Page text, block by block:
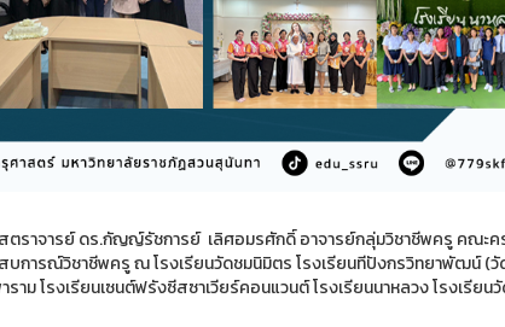
ราจารย์ ดร.กัญญ์รัชการย์ เลิศอมรศักดิ์ อาจารย์กลุ่มวิชาชีพครู คณะค
บการณ์วิชาชีพครู ณ โรงเรียนวัดชมนิมิตร โรงเรียนทีปังกรวิทยาพัฒน์ (
ม โรงเรียนเซนต์ฟรังซีสซาเวียร์คอนแวนต์ โรงเรียนนาหลวง โรงเรียน